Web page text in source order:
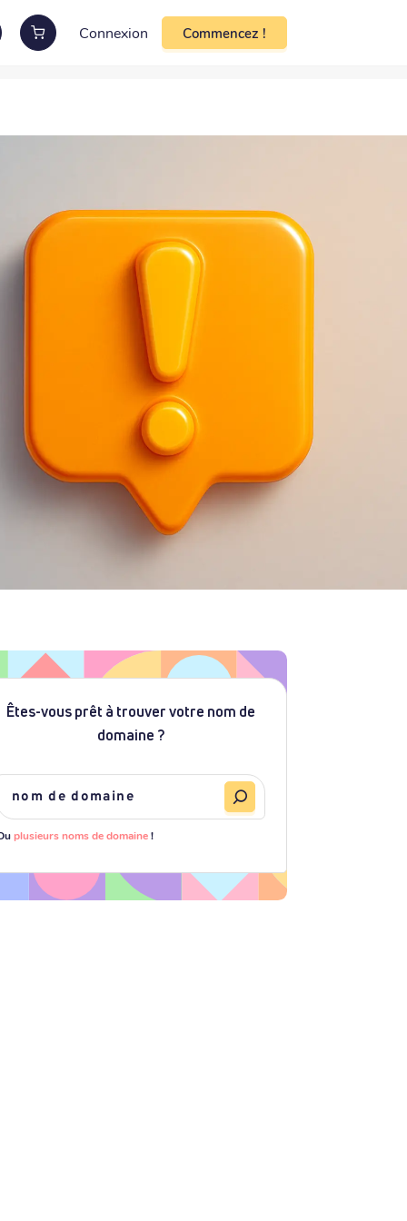
Connexion Commencez !
Êtes-vous prêt à trouver votre nom de
domaine ?
plusieurs noms de domaine!